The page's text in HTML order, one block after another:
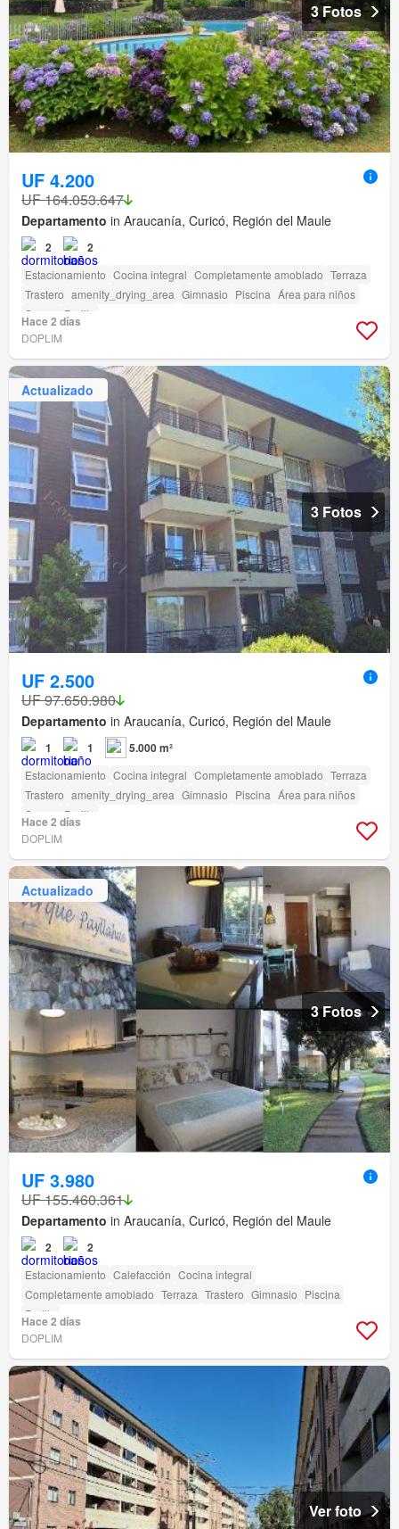
3 Fotos
UF 4.200
UF 164.053.647
Departamento in Araucanía, Curicó, Región del Maule
2 2
Estacionamiento Cocina integral Completamente amoblado Terraza
Trastero amenity_drying_area Gimnasio Piscina Área para niños
Sauna
Parilla
Hace 2 días
DOPLIM
Actualizado
3 Fotos
UF 2.500
UF 97.650.980
Departamento in Araucanía, Curicó, Región del Maule
1 1 5.000 m²
Estacionamiento Cocina integral Completamente amoblado Terraza
Trastero amenity_drying_area Gimnasio Piscina Área para niños
Sauna
Parilla
Hace 2 días
DOPLIM
Actualizado
3 Fotos
UF 3.980
UF 155.460.361
Departamento in Araucanía, Curicó, Región del Maule
2 2
Estacionamiento Calefacción Cocina integral
Completamente amoblado Terraza Trastero Gimnasio Piscina
Parilla
Hace 2 días
DOPLIM
Ver foto